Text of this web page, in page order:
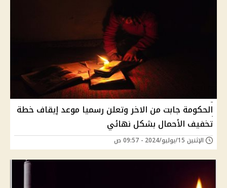
الحكومة جابت من الاخر وتعلن رسميا موعد إيقاف خطة
تخفيف الأحمال بشكل نهائي
الإثنين 15/يوليو/2024 - 09:57 ص